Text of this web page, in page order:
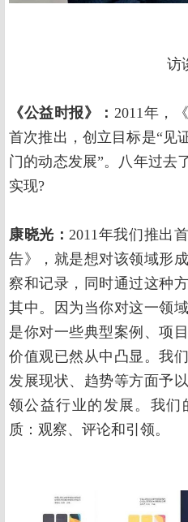
访
《公益时报》： 2011年，
首次推出，创立目标是“见
门的动态发展”。八年过去
实现?
康晓光：2011年我们推出
告》，就是想对该领域形
察和记录，同时通过这种
其中。因为当你对这一领
是你对一些典型案例、项
价值观已然从中凸显。我
发展现状、趋势等方面予
领公益行业的发展。我
质：观察、评论和引领。